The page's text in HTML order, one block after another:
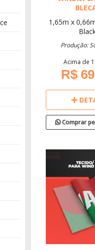
1,65m x
Produção:
Acima de
R$
Comprar